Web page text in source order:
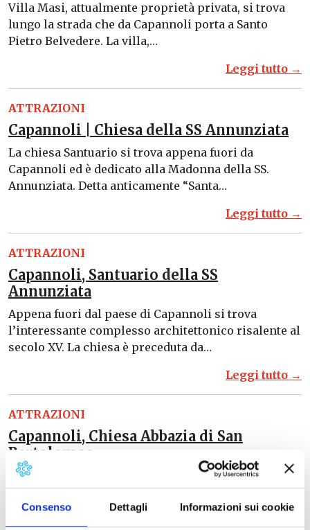
Consenso Dettagli Informazioni sui cookie
Villa Masi, attualmente proprietà privata, si trova
lungo la strada che da Capannoli porta a Santo
Pietro Belvedere. La villa,…
Leggi tutto →
ATTRAZIONI
Capannoli | Chiesa della SS Annunziata
La chiesa Santuario si trova appena fuori da
Capannoli ed è dedicato alla Madonna della SS.
Annunziata. Detta anticamente “Santa…
Leggi tutto →
ATTRAZIONI
Capannoli, Santuario della SS
Annunziata
Appena fuori dal paese di Capannoli si trova
l’interessante complesso architettonico risalente al
secolo XV. La chiesa è preceduta da…
Leggi tutto →
ATTRAZIONI
Capannoli, Chiesa Abbazia di San
Bartolomeo
La Chiesa di San Bartolomeo a Capannoli, intitolata
al patrono del paese – che si festeggia ogni anno il
24…